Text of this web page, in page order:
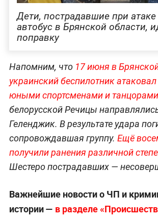
Дети, пострадавшие при
автобус в Брянской области,
поправку
Напомним, что 17 июня в
украинский беспилотник атаковал
юными спортсменами и танцорами
белорусской Речицы
Геленджик. В результате удара
сопровождавшая группу. Ещё
получили ранения различной
Шестеро пострадавших —
Важнейшие новости о ЧП и
истории — в разделе